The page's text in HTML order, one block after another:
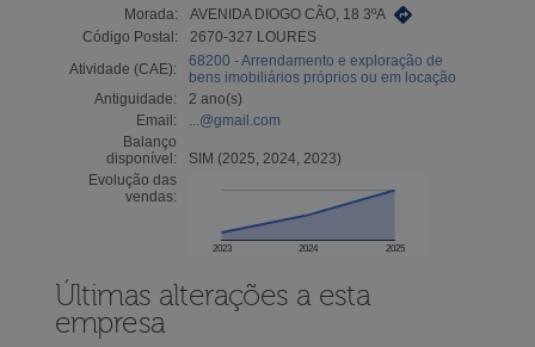
Morada:
AVENIDA DIOGO CÃO, 18 3ºA
Código Postal:
2670-327 LOURES
Atividade (CAE):
68200 - Arrendamento e exploração de
bens imobiliários próprios ou em locação
Antiguidade:
2 ano(s)
Email:
...@gmail.com
Balanço
disponível:
SIM (2025, 2024, 2023)
Evolução das
vendas:
2023 2024 2025
Últimas alterações a esta
empresa